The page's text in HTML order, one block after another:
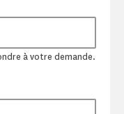
à votre demande.